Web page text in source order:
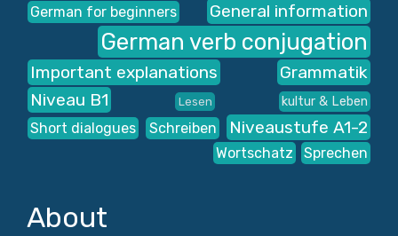
General information
German for beginners
German verb conjugation
Grammatik
Important explanations
kultur & Leben
Lesen
Niveau B1
Niveaustufe A1-2
Schreiben
Short dialogues
Sprechen
Wortschatz
About